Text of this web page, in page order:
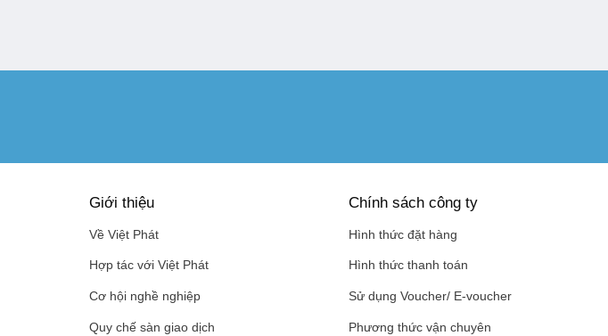
Giới thiệu
Về Việt Phát
Hợp tác với Việt Phát
Cơ hội nghề nghiệp
Quy chế sàn giao dịch
Chính sách công ty
Hình thức đặt hàng
Hình thức thanh toán
Sử dụng Voucher/ E-voucher
Phương thức vận chuyên